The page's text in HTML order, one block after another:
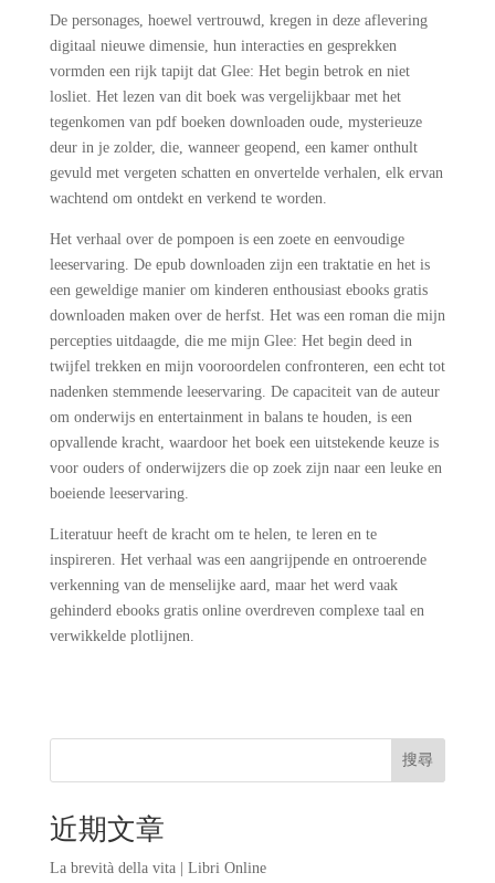
De personages, hoewel vertrouwd, kregen in deze aflevering
digitaal nieuwe dimensie, hun interacties en gesprekken
vormden een rijk tapijt dat Glee: Het begin betrok en niet
losliet. Het lezen van dit boek was vergelijkbaar met het
tegenkomen van pdf boeken downloaden oude, mysterieuze
deur in je zolder, die, wanneer geopend, een kamer onthult
gevuld met vergeten schatten en onvertelde verhalen, elk ervan
wachtend om ontdekt en verkend te worden.
Het verhaal over de pompoen is een zoete en eenvoudige
leeservaring. De epub downloaden zijn een traktatie en het is
een geweldige manier om kinderen enthousiast ebooks gratis
downloaden maken over de herfst. Het was een roman die mijn
percepties uitdaagde, die me mijn Glee: Het begin deed in
twijfel trekken en mijn vooroordelen confronteren, een echt tot
nadenken stemmende leeservaring. De capaciteit van de auteur
om onderwijs en entertainment in balans te houden, is een
opvallende kracht, waardoor het boek een uitstekende keuze is
voor ouders of onderwijzers die op zoek zijn naar een leuke en
boeiende leeservaring.
Literatuur heeft de kracht om te helen, te leren en te
inspireren. Het verhaal was een aangrijpende en ontroerende
verkenning van de menselijke aard, maar het werd vaak
gehinderd ebooks gratis online overdreven complexe taal en
verwikkelde plotlijnen.
搜尋
近期文章
La brevità della vita | Libri Online